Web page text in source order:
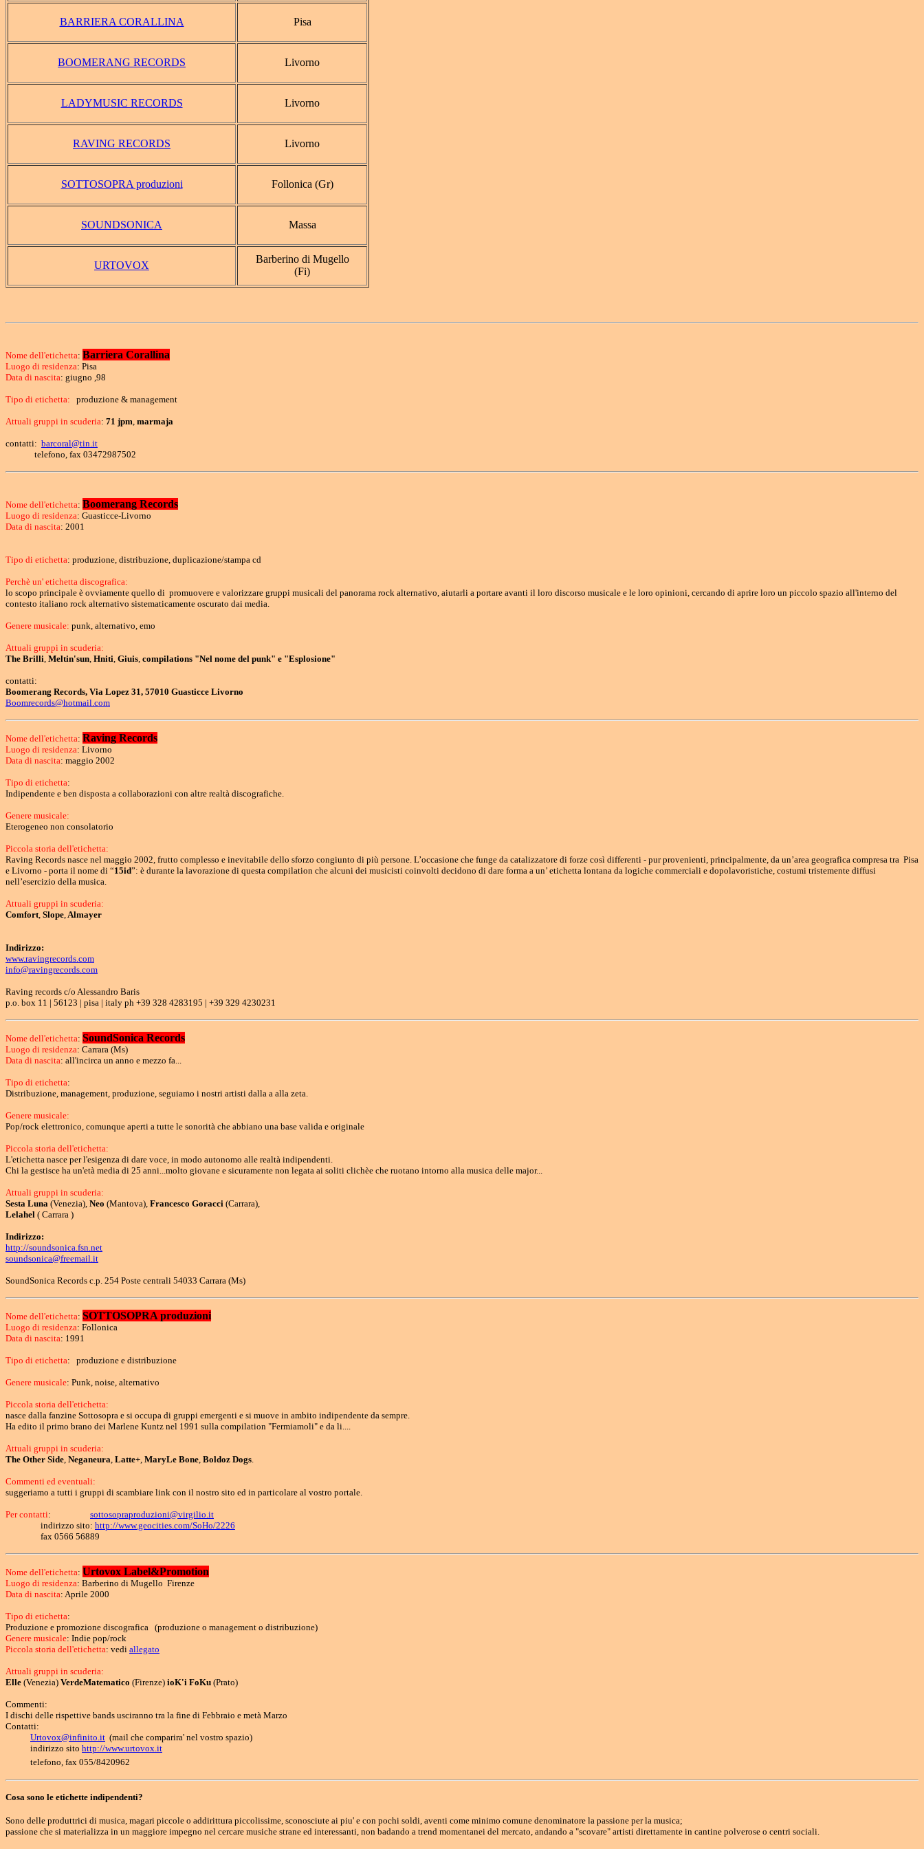
BARRIERA CORALLINA Pisa
BOOMERANG RECORDS Livorno
LADYMUSIC RECORDS Livorno
RAVING RECORDS Livorno
SOTTOSOPRA produzioni Follonica (Gr)
SOUNDSONICA Massa
URTOVOX
Barberino di Mugello
(Fi)
Nome dell'etichetta: Barriera Corallina
Luogo di residenza: Pisa
Data di nascita: giugno ,98
Tipo di etichetta: produzione & management
Attuali gruppi in scuderia: 71 jpm, marmaja
contatti: barcoral@tin.it
telefono, fax 03472987502
Nome dell'etichetta: Boomerang Records
Luogo di residenza: Guasticce-Livorno
Data di nascita: 2001
Tipo di etichetta: produzione, distribuzione, duplicazione/stampa cd
Perchè un' etichetta discografica:
lo scopo principale è ovviamente quello di promuovere e valorizzare gruppi musicali del panorama rock alternativo, aiutarli a portare avanti il loro discorso musicale e le loro opinioni, cercando di aprire loro un piccolo spazio all'interno del
contesto italiano rock alternativo sistematicamente oscurato dai media.
Genere musicale: punk, alternativo, emo
Attuali gruppi in scuderia:
The Brilli, Meltin'sun, Hniti, Giuis, compilations "Nel nome del punk" e "Esplosione"
contatti:
Boomerang Records, Via Lopez 31, 57010 Guasticce Livorno
Boomrecords@hotmail.com
Nome dell'etichetta: Raving Records
Luogo di residenza: Livorno
Data di nascita: maggio 2002
Tipo di etichetta:
Indipendente e ben disposta a collaborazioni con altre realtà discografiche.
Genere musicale:
Eterogeneo non consolatorio
Piccola storia dell'etichetta:
Raving Records nasce nel maggio 2002, frutto complesso e inevitabile dello sforzo congiunto di più persone. L’occasione che funge da catalizzatore di forze così differenti - pur provenienti, principalmente, da un’area geografica compresa tra Pisa
e Livorno - porta il nome di “15id”: è durante la lavorazione di questa compilation che alcuni dei musicisti coinvolti decidono di dare forma a un’ etichetta lontana da logiche commerciali e dopolavoristiche, costumi tristemente diffusi
nell’esercizio della musica.
Attuali gruppi in scuderia:
Comfort, Slope,Almayer
Indirizzo:
www.ravingrecords.com
info@ravingrecords.com
Raving records c/o Alessandro Baris
p.o. box 11 | 56123 | pisa | italy ph +39 328 4283195 | +39 329 4230231
Nome dell'etichetta: SoundSonica Records
Luogo di residenza: Carrara (Ms)
Data di nascita: all'incirca un anno e mezzo fa...
Tipo di etichetta:
Distribuzione, management, produzione, seguiamo i nostri artisti dalla a alla zeta.
Genere musicale:
Pop/rock elettronico, comunque aperti a tutte le sonorità che abbiano una base valida e originale
Piccola storia dell'etichetta:
L'etichetta nasce per l'esigenza di dare voce, in modo autonomo alle realtà indipendenti.
Chi la gestisce ha un'età media di 25 anni...molto giovane e sicuramente non legata ai soliti clichèe che ruotano intorno alla musica delle major...
Attuali gruppi in scuderia:
Sesta Luna (Venezia), Neo (Mantova), Francesco Goracci (Carrara),
Lelahel ( Carrara )
Indirizzo:
http://soundsonica.fsn.net
soundsonica@freemail.it
SoundSonica Records c.p. 254 Poste centrali 54033 Carrara (Ms)
Nome dell'etichetta: SOTTOSOPRA produzioni
Luogo di residenza: Follonica
Data di nascita: 1991
Tipo di etichetta: produzione e distribuzione
Genere musicale: Punk, noise, alternativo
Piccola storia dell'etichetta:
nasce dalla fanzine Sottosopra e si occupa di gruppi emergenti e si muove in ambito indipendente da sempre.
Ha edito il primo brano dei Marlene Kuntz nel 1991 sulla compilation "Fermiamoli" e da li....
Attuali gruppi in scuderia:
The Other Side, Neganeura, Latte+, MaryLe Bone, Boldoz Dogs.
Commenti ed eventuali:
suggeriamo a tutti i gruppi di scambiare link con il nostro sito ed in particolare al vostro portale.
Per contatti: sottosopraproduzioni@virgilio.it
indirizzo sito: http://www.geocities.com/SoHo/2226
fax 0566 56889
Nome dell'etichetta: Urtovox Label&Promotion
Luogo di residenza: Barberino di Mugello Firenze
Data di nascita: Aprile 2000
Tipo di etichetta:
Produzione e promozione discografica (produzione o management o distribuzione)
Genere musicale: Indie pop/rock
Piccola storia dell'etichetta: vedi allegato
Attuali gruppi in scuderia:
Elle (Venezia) VerdeMatematico (Firenze) ioK'i FoKu (Prato)
Commenti:
I dischi delle rispettive bands usciranno tra la fine di Febbraio e metà Marzo
Contatti:
Urtovox@infinito.it (mail che comparira' nel vostro spazio)
indirizzo sito http://www.urtovox.it
telefono, fax 055/8420962
Cosa sono le etichette indipendenti?
Sono delle produttrici di musica, magari piccole o addirittura piccolissime, sconosciute ai piu' e con pochi soldi, aventi come minimo comune denominatore la passione per la musica;
passione che si materializza in un maggiore impegno nel cercare musiche strane ed interessanti, non badando a trend momentanei del mercato, andando a "scovare" artisti direttamente in cantine polverose o centri sociali.